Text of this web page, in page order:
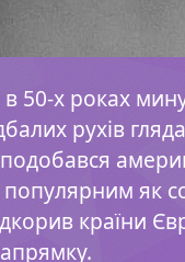
в 50-х роках
рухів
як
країни